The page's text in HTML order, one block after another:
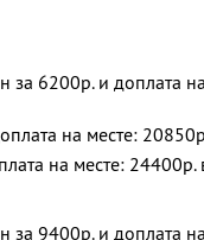
за 6200р. и доплата
на месте:
на месте: 24400р.
за 9400р. и доплата